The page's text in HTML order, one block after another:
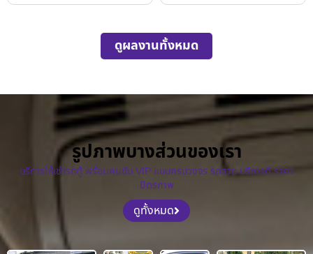
ดูผลงานทั้งหมด
รูปภาพบางส่วนของเรา
บริการให้เช่ารถตู้ พร้อมคนขับ VIP แบบครบวงจร รถสวย บริการดี ราคา
มิตรภาพ
ดูทั้งหมด